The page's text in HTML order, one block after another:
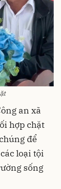
an xã
hợp chặt
để
loại tội
sống